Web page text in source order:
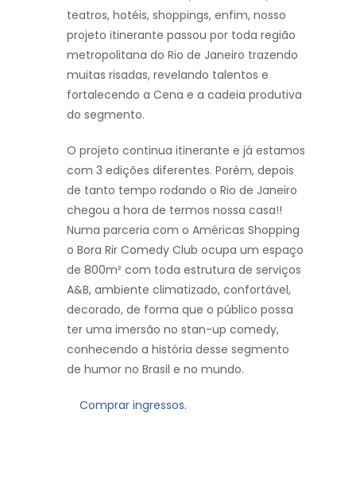
teatros, hotéis, shoppings, enfim, nosso
projeto itinerante passou por toda região
metropolitana do Rio de Janeiro trazendo
muitas risadas, revelando talentos e
fortalecendo a Cena e a cadeia produtiva
do segmento.
O projeto continua itinerante e já estamos
com 3 edições diferentes. Porém, depois
de tanto tempo rodando o Rio de Janeiro
chegou a hora de termos nossa casa!!
Numa parceria com o Américas Shopping
o Bora Rir Comedy Club ocupa um espaço
de 800m² com toda estrutura de serviços
A&B, ambiente climatizado, confortável,
decorado, de forma que o público possa
ter uma imersão no stan-up comedy,
conhecendo a história desse segmento
de humor no Brasil e no mundo.
Comprar ingressos.